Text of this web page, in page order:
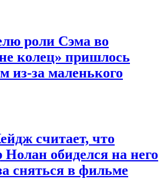
роли Сэма во
колец» пришлось
из-за маленького
считает, что
обиделся на него
сняться в фильме